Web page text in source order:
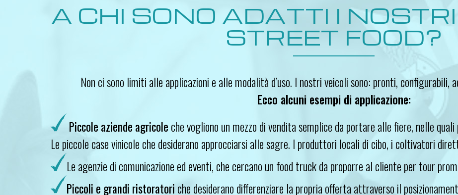
A CHI SONO ADATTI I
STREET FOOD?
Non ci sono limiti alle applicazioni e alle modalità d’uso. I nostri veicoli sono: pronti, configurabili,
Ecco alcuni esempi di applicazione:
Piccole aziende agricole che vogliono un mezzo di vendita semplice da portare alle fiere, nelle
Le piccole case vinicole che desiderano approcciarsi alle sagre. I produttori locali di cibo, i coltivatori
Le agenzie di comunicazione ed eventi, che cercano un food truck da proporre al cliente per tour
Piccoli e grandi ristoratori che desiderano differenziare la propria offerta attraverso il